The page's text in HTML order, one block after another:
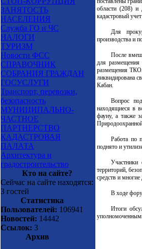
ЗАНЯТОСТЬ
НАСЕЛЕНИЯ
Служба ГО и ЧС
НАЛОГИ
ТУРИЗМ
Новости ФСС
СПРАВОЧНИК
СОБРАНИЯ ГРАЖДАН
ГОСУСЛУГИ
Транспорт, перевозки,
безопасность
МУНИЦИПАЛЬНО-
ЧАСТНОЕ
ПАРТНЕРСТВО
КАДАСТРОВАЯ
ПАЛАТА
Архитектура и
градостроительство
Кто на сайте?
Сейчас на сайте находятся:
3 гостей
Статистика
Пользователей: 106941
Новостей: 14442
Ссылок: 3
Архив
области (208) и
кадастровый
Для
производства и
После
для
размещения ТКО.
ликвидирована
Кабан.
Вопрос
находящиеся в
фауну, а также
Работа по
поднято и
Участники
территорий,
средств и многие
В ходе
Итоги